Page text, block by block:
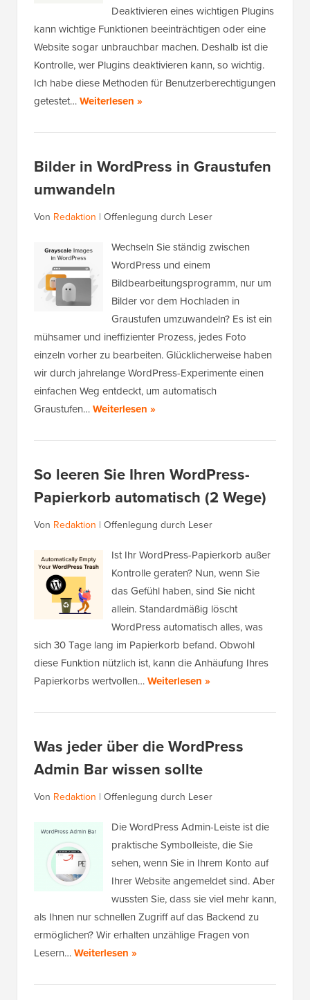
Deaktivieren eines wichtigen Plugins
kann wichtige Funktionen beeinträchtigen oder eine
Website sogar unbrauchbar machen. Deshalb ist die
Kontrolle, wer Plugins deaktivieren kann, so wichtig.
Ich habe diese Methoden für Benutzerberechtigungen
getestet…Weiterlesen »
Bilder in WordPress in Graustufen
umwandeln
Von Redaktion | Offenlegung durch Leser
Wechseln Sie ständig zwischen
WordPress und einem
Bildbearbeitungsprogramm, nur um
Bilder vor dem Hochladen in
Graustufen umzuwandeln? Es ist ein
mühsamer und ineffizienter Prozess, jedes Foto
einzeln vorher zu bearbeiten. Glücklicherweise haben
wir durch jahrelange WordPress-Experimente einen
einfachen Weg entdeckt, um automatisch
Graustufen…Weiterlesen »
So leeren Sie Ihren WordPress-
Papierkorb automatisch (2 Wege)
Von Redaktion | Offenlegung durch Leser
Ist Ihr WordPress-Papierkorb außer
Kontrolle geraten? Nun, wenn Sie
das Gefühl haben, sind Sie nicht
allein. Standardmäßig löscht
WordPress automatisch alles, was
sich 30 Tage lang im Papierkorb befand. Obwohl
diese Funktion nützlich ist, kann die Anhäufung Ihres
Papierkorbs wertvollen…Weiterlesen »
Was jeder über die WordPress
Admin Bar wissen sollte
Von Redaktion | Offenlegung durch Leser
Die WordPress Admin-Leiste ist die
praktische Symbolleiste, die Sie
sehen, wenn Sie in Ihrem Konto auf
Ihrer Website angemeldet sind. Aber
wussten Sie, dass sie viel mehr kann,
als Ihnen nur schnellen Zugriff auf das Backend zu
ermöglichen? Wir erhalten unzählige Fragen von
Lesern…Weiterlesen »